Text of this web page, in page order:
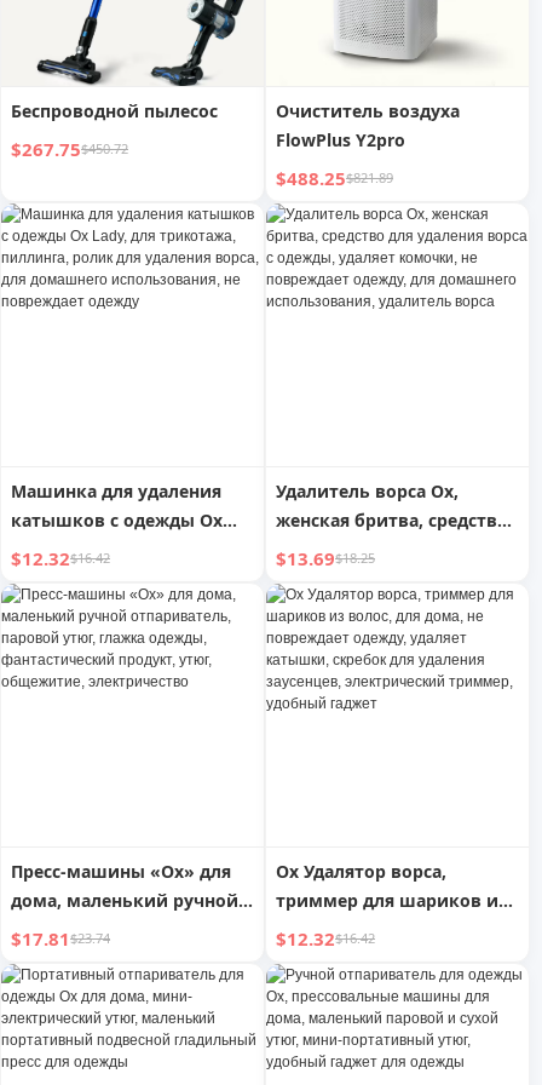
Беспроводной пылесос
$267.75$450.72
Очиститель воздуха
FlowPlus Y2pro
$488.25$821.89
Машинка для удаления
катышков с одежды Ox
Lady, для трикотажа,
пиллинга, ролик для
удаления ворса, для
домашнего
использования, не
повреждает одежду
$12.32$16.42
Удалитель ворса Ox,
женская бритва, средство
для удаления ворса с
одежды, удаляет комочки,
не повреждает одежду,
для домашнего
использования, удалитель
ворса
$13.69$18.25
Пресс-машины «Ox» для
дома, маленький ручной
отпариватель, паровой
утюг, глажка одежды,
фантастический продукт,
утюг, общежитие,
электричество
$17.81$23.74
Ox Удалятор ворса,
триммер для шариков из
волос, для дома, не
повреждает одежду,
удаляет катышки, скребок
для удаления заусенцев,
электрический триммер,
удобный гаджет
$12.32$16.42